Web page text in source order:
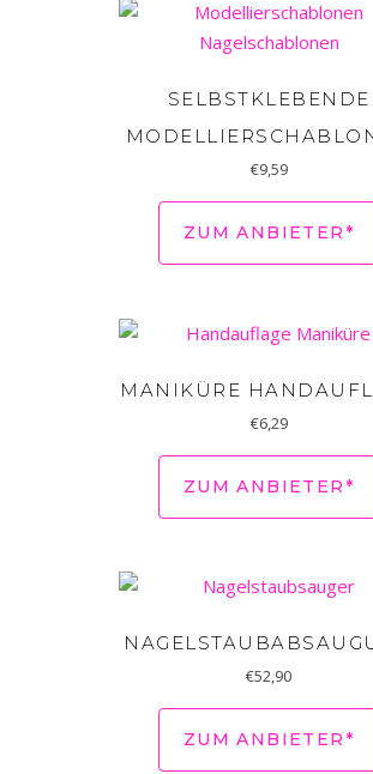
SELBSTKLEBENDE
€9,59
ZUM ANBIETER*
MANIKÜRE
€6,29
ZUM ANBIETER*
€52,90
ZUM ANBIETER*